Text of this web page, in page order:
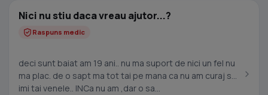
Nici nu stiu daca vreau ajutor...?
Raspuns medic
deci sunt baiat am 19 ani.. nu ma suport de nici un fel nu
ma plac. de o sapt ma tot tai pe mana ca nu am curaj sa
imi tai venele.. INCa nu am ,dar o sa...